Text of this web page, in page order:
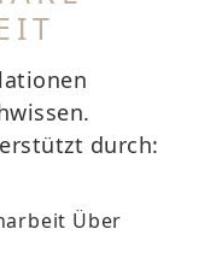
durch:
Über